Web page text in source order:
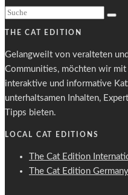
THE CAT EDITION
Gelangweilt von veralteten
Communities, möchten wir
interaktive und informative
unterhaltsamen Inhalten,
Tipps bieten.
LOCAL CAT EDITIONS
The Cat Edition
The Cat Edition Germany